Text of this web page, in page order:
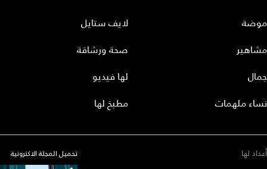
موضة
مشاهير
جمال
نساء ملهمات
لايف ستايل
صحة ورشاقة
لها فيديو
مطبخ لها
أعداد لها تحميل المجلة الاكترونية